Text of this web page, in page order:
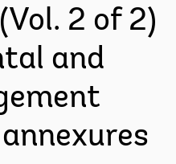
2 of 2)
and